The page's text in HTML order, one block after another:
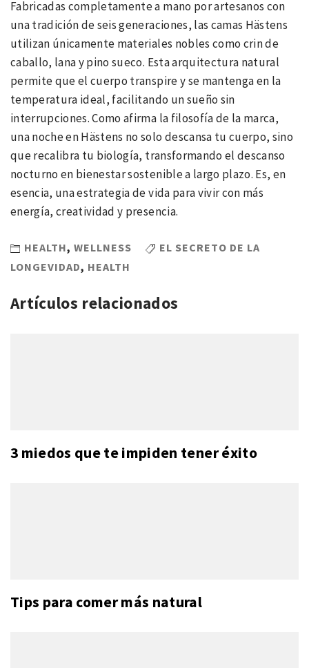
Fabricadas completamente a mano por artesanos con
una tradición de seis generaciones, las camas Hästens
utilizan únicamente materiales nobles como crin de
caballo, lana y pino sueco. Esta arquitectura natural
permite que el cuerpo transpire y se mantenga en la
temperatura ideal, facilitando un sueño sin
interrupciones. Como afirma la filosofía de la marca,
una noche en Hästens no solo descansa tu cuerpo, sino
que recalibra tu biología, transformando el descanso
nocturno en bienestar sostenible a largo plazo. Es, en
esencia, una estrategia de vida para vivir con más
energía, creatividad y presencia.
HEALTH, WELLNESS
EL SECRETO DE LA
LONGEVIDAD, HEALTH
Artículos relacionados
3 miedos que te impiden tener éxito
Tips para comer más natural